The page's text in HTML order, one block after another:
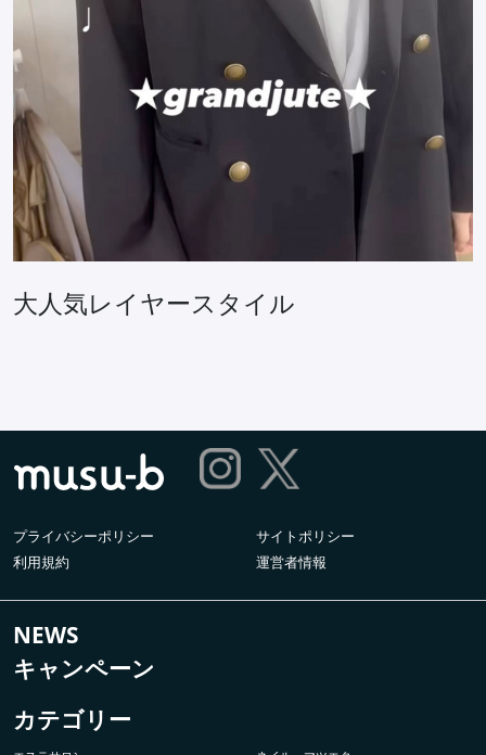
大人気レイヤースタイル
プライバシーポリシー
サイトポリシー
利用規約
運営者情報
NEWS
キャンペーン
カテゴリー